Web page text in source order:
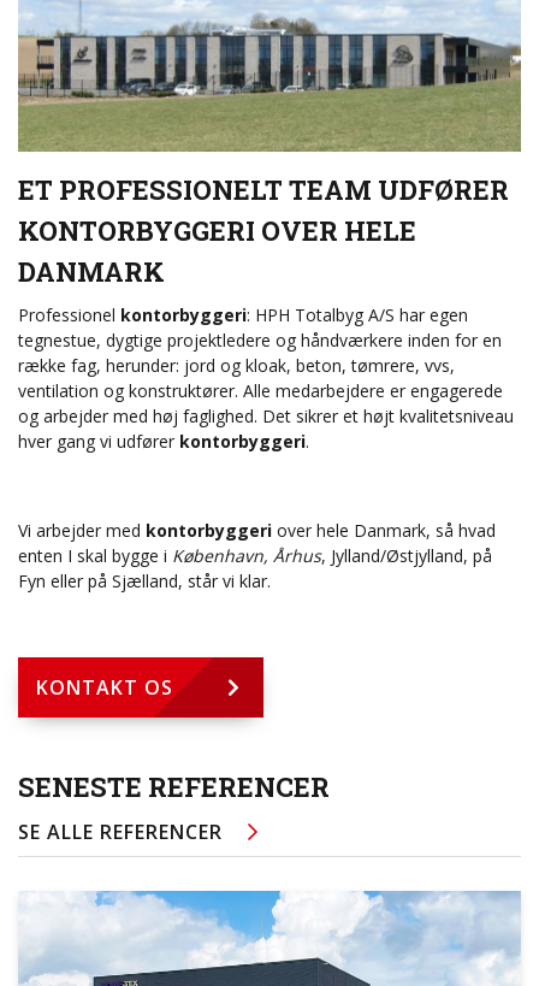
ET PROFESSIONELT TEAM UDFØRER
KONTORBYGGERI OVER HELE
DANMARK
Professionel kontorbyggeri: HPH Totalbyg A/S har egen
tegnestue, dygtige projektledere og håndværkere inden for en
række fag, herunder: jord og kloak, beton, tømrere, vvs,
ventilation og konstruktører. Alle medarbejdere er engagerede
og arbejder med høj faglighed. Det sikrer et højt kvalitetsniveau
hver gang vi udfører kontorbyggeri.
Vi arbejder med kontorbyggeri over hele Danmark, så hvad
enten I skal bygge i København, Århus, Jylland/Østjylland, på
Fyn eller på Sjælland, står vi klar.
KONTAKT OS
SENESTE REFERENCER
SE ALLE REFERENCER